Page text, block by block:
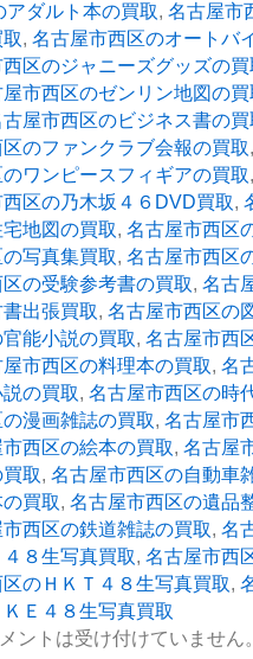
ダルト本の買取, 名古屋市
, 名古屋市西区のオートバ
区のジャニーズグッズの買
市西区のゼンリン地図の買
古屋市西区のビジネス書の買
のファンクラブ会報の買取
ワンピースフィギアの買取
区の乃木坂４６DVD買取,
地図の買取, 名古屋市西区
写真集買取, 名古屋市西区
の受験参考書の買取, 名古
出張買取, 名古屋市西区の
能小説の買取, 名古屋市西
市西区の料理本の買取, 名
の買取, 名古屋市西区の時
漫画雑誌の買取, 名古屋市
西区の絵本の買取, 名古屋
取, 名古屋市西区の自動車
買取, 名古屋市西区の遺品
西区の鉄道雑誌の買取, 名
８生写真買取, 名古屋市西
のＨＫＴ４８生写真買取,
Ｅ４８生写真買取
ントは受け付けていません